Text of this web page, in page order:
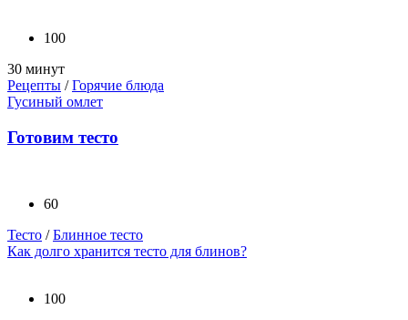
100
30 минут
Рецепты /Горячие блюда
Гусиный омлет
Готовим тесто
60
Тесто /Блинное тесто
Как долго хранится тесто для блинов?
100